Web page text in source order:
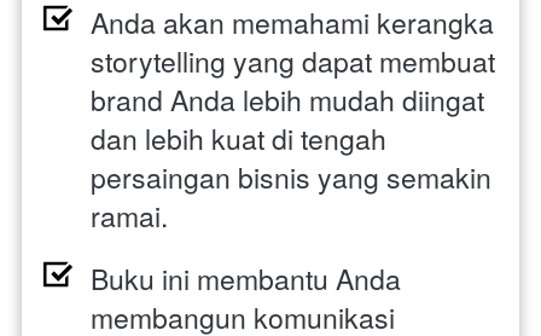
Anda akan memahami kerangka
storytelling yang dapat membuat
brand Anda lebih mudah diingat
dan lebih kuat di tengah
persaingan bisnis yang semakin
ramai.
Buku ini membantu Anda
membangun komunikasi